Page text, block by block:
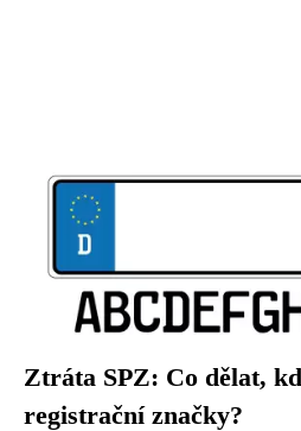
Ztráta SPZ: Co dělat,
registrační značky?